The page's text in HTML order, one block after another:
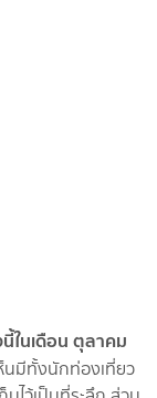
ในเดือน ตุลาคม
นมีทั้งนักท่องเที่ยว